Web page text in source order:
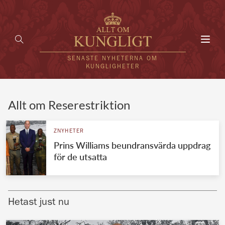
SENASTE NYHETERNA OM
KUNGLIGHETER
UTLÄNDSKT
VÄRLDENS KUNGAHUS
Brittiska kungahuset
Allt om Reserestriktion
ZNYHETER
Prins Williams beundransvärda uppdrag
för de utsatta
Hetast just nu